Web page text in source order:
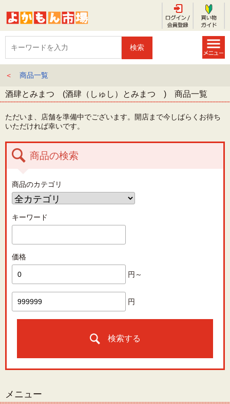
＜ 商品一覧
酒肆とみまつ (酒肆（しゅし）とみまつ ) 商品一覧
ただいま、店舗を準備中でございます。開店まで今しばらくお待ち
いただければ幸いです。
商品の検索
商品のカテゴリ
キーワード
価格
円～
円
検索する
メニュー